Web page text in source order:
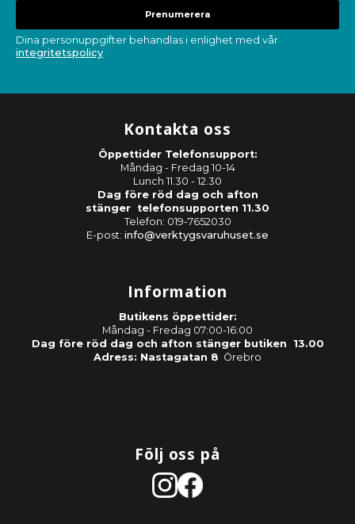
Prenumerera
Dina personuppgifter behandlas i enlighet med vår
integritetspolicy.
Kontakta oss
Öppettider Telefonsupport:
Måndag - Fredag 10-14
Lunch 11.30 - 12.30
Dag före röd dag och afton
stänger telefonsupporten 11.30
Telefon: 019-7652030
E-post: info@verktygsvaruhuset.se
Information
Butikens öppettider:
Måndag - Fredag 07:00-16:00
Dag före röd dag och afton stänger butiken 13.00
Adress: Nastagatan 8 Örebro
Följ oss på